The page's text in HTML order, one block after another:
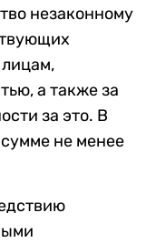
незаконному
а также за
за это. В
не менее